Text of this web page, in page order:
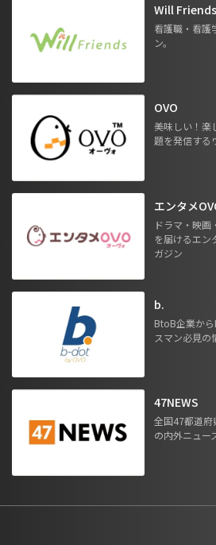
Will Friends
看護職・看護
ン。
OVO
美味しい！
題を発信する
エンタメ
ドラマ・映画
を届けるエン
ガジン
b.
BtoB企業か
スマン必見の
47NEWS
全国47都道
の内外ニュー